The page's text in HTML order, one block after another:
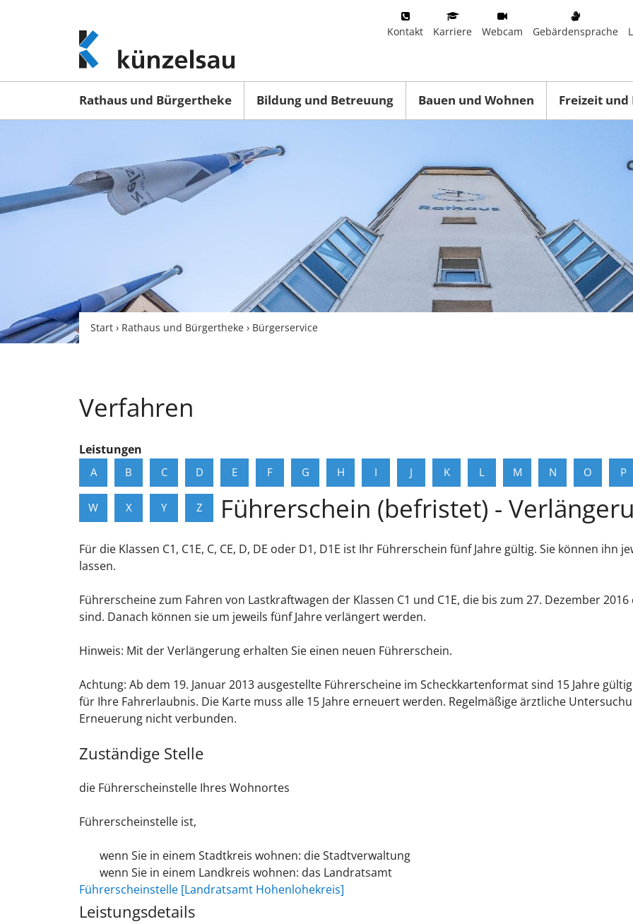
www.kuenzelsau.de
(zur
Startseite)
Kontakt Karriere Webcam Gebärdensprache
Rathaus und Bürgertheke Bildung und Betreuung Bauen und Wohnen Freizeit
Start › Rathaus und Bürgertheke › Bürgerservice
Verfahren
Leistungen
A B C D E F G H I J K L M N O P
W X Y Z Führerschein (befristet) -
Für die Klassen C1, C1E, C, CE, D, DE oder D1, D1E ist Ihr Führerschein fünf Jahre gültig. Sie können ihn
lassen.
Führerscheine zum Fahren von Lastkraftwagen der Klassen C1 und C1E, die bis zum 27. Dezember
sind. Danach können sie um jeweils fünf Jahre verlängert werden.
Hinweis: Mit der Verlängerung erhalten Sie einen neuen Führerschein.
Achtung: Ab dem 19. Januar 2013 ausgestellte Führerscheine im Scheckkartenformat sind 15 Jahre
für Ihre Fahrerlaubnis. Die Karte muss alle 15 Jahre erneuert werden. Regelmäßige ärztliche
Erneuerung nicht verbunden.
Zuständige Stelle
die Führerscheinstelle Ihres Wohnortes
Führerscheinstelle ist,
wenn Sie in einem Stadtkreis wohnen: die Stadtverwaltung
wenn Sie in einem Landkreis wohnen: das Landratsamt
Führerscheinstelle [Landratsamt Hohenlohekreis]
Leistungsdetails